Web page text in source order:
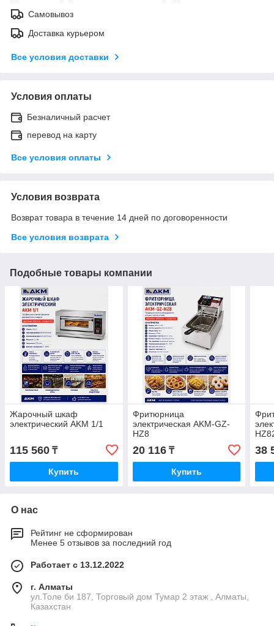
Самовывоз
Доставка курьером
Все условия доставки
Условия оплаты
Безналичный расчет
перевод на карту
Все условия оплаты
Условия возврата
Возврат товара в течение 14 дней по договоренности
Все условия возврата
Подобные товары компании
Жарочный шкаф
электрический AKM 1/1
115 560 ₸
Купить
Фритюрница
электрическая AKM-GZ-
HZ8
20 116₸
Купить
38
О нас
Рейтинг не сформирован
Менее 5 отзывов за последний год
Работает с 13.12.2022
г. Алматы
ул.Толе би 187, Торговый дом Тумар 2 этаж , Алматы,
Казахстан